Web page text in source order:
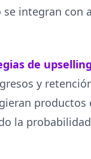
se integran con
de upselling
y
productos
la